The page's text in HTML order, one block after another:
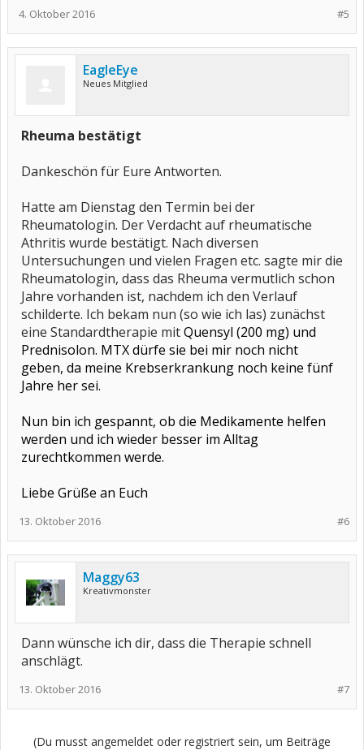
#5
4. Oktober 2016
EagleEye
Neues Mitglied
Rheuma bestätigt
Dankeschön für Eure Antworten.
Hatte am Dienstag den Termin bei der
Rheumatologin. Der Verdacht auf rheumatische
Athritis wurde bestätigt. Nach diversen
Untersuchungen und vielen Fragen etc. sagte mir die
Rheumatologin, dass das Rheuma vermutlich schon
Jahre vorhanden ist, nachdem ich den Verlauf
schilderte. Ich bekam nun (so wie ich las) zunächst
eine Standardtherapie mitQuensyl (200 mg) und
Prednisolon. MTX dürfe sie bei mir noch nicht
geben, da meine Krebserkrankung noch keine fünf
Jahre her sei.
Nun bin ich gespannt, ob die Medikamente helfen
werden und ich wieder besser im Alltag
zurechtkommen werde.
Liebe Grüße an Euch
#6
13. Oktober 2016
Maggy63
Kreativmonster
Dann wünsche ich dir, dass die Therapie schnell
anschlägt.
#7
13. Oktober 2016
(Du musst angemeldet oder registriert sein, um Beiträge